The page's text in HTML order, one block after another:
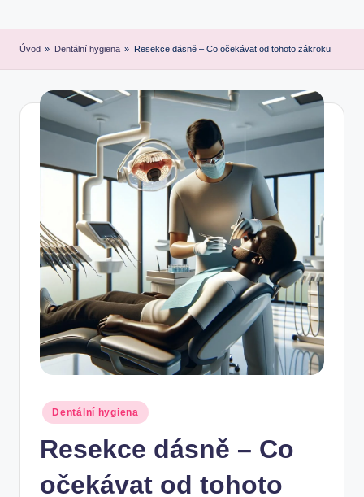
Úvod » Dentální hygiena » Resekce dásně – Co očekávat od tohoto zákroku
Posted
in
Dentální hygiena
Resekce dásně – Co
očekávat od tohoto